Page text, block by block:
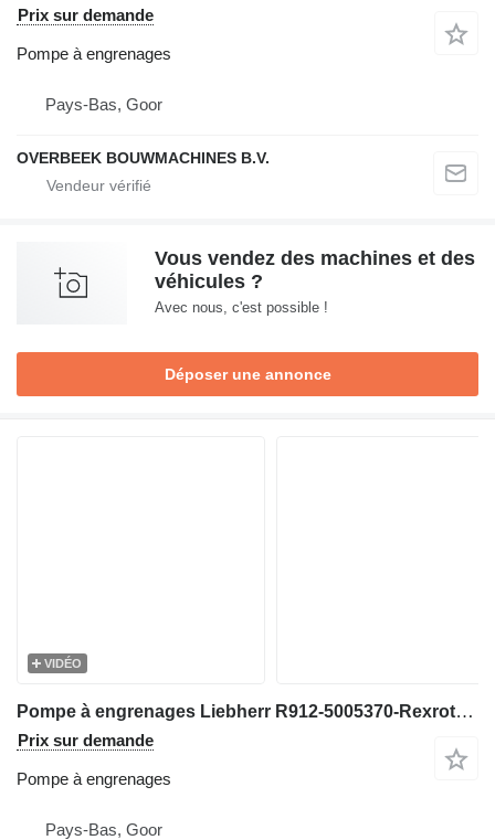
Prix sur demande
Pompe à engrenages
Pays-Bas, Goor
OVERBEEK BOUWMACHINES B.V.
Vous vendez des machines et des
véhicules ?
Avec nous, c'est possible !
Déposer une annonce
VIDÉO
Pompe à engrenages Liebherr R912-5005370-Rexroth 0510566305-Gearpump pour excavateur
Prix sur demande
Pompe à engrenages
Pays-Bas, Goor